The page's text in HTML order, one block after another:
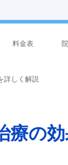
料金表
詳しく解説
療の